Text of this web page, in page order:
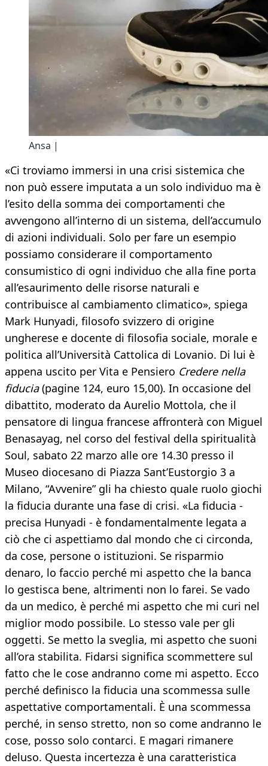
Ansa |
«Ci troviamo immersi in una crisi sistemica che
non può essere imputata a un solo individuo ma è
l’esito della somma dei comportamenti che
avvengono all’interno di un sistema, dell’accumulo
di azioni individuali. Solo per fare un esempio
possiamo considerare il comportamento
consumistico di ogni individuo che alla fine porta
all’esaurimento delle risorse naturali e
contribuisce al cambiamento climatico», spiega
Mark Hunyadi, filosofo svizzero di origine
ungherese e docente di filosofia sociale, morale e
politica all’Università Cattolica di Lovanio. Di lui è
appena uscito per Vita e Pensiero Credere nella
fiducia(pagine 124, euro 15,00). In occasione del
dibattito, moderato da Aurelio Mottola, che il
pensatore di lingua francese affronterà con Miguel
Benasayag, nel corso del festival della spiritualità
Soul, sabato 22 marzo alle ore 14.30 presso il
Museo diocesano di Piazza Sant’Eustorgio 3 a
Milano, “Avvenire” gli ha chiesto quale ruolo giochi
la fiducia durante una fase di crisi. «La fiducia -
precisa Hunyadi - è fondamentalmente legata a
ciò che ci aspettiamo dal mondo che ci circonda,
da cose, persone o istituzioni. Se risparmio
denaro, lo faccio perché mi aspetto che la banca
lo gestisca bene, altrimenti non lo farei. Se vado
da un medico, è perché mi aspetto che mi curi nel
miglior modo possibile. Lo stesso vale per gli
oggetti. Se metto la sveglia, mi aspetto che suoni
all’ora stabilita. Fidarsi significa scommettere sul
fatto che le cose andranno come mi aspetto. Ecco
perché definisco la fiducia una scommessa sulle
aspettative comportamentali. È una scommessa
perché, in senso stretto, non so come andranno le
cose, posso solo contarci. E magari rimanere
deluso. Questa incertezza è una caratteristica